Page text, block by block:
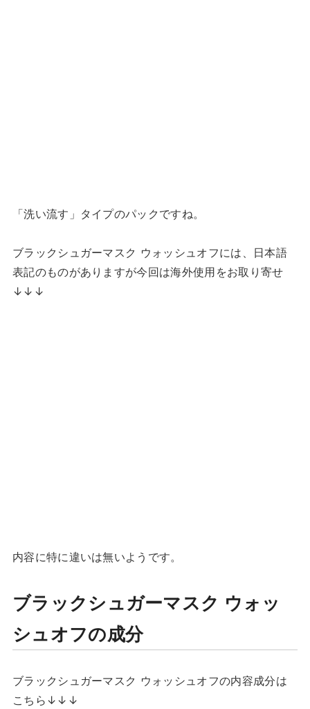
「洗い流す」タイプのパックですね。
ブラックシュガーマスク ウォッシュオフには、日本語
表記のものがありますが今回は海外使用をお取り寄せ
↓↓↓
内容に特に違いは無いようです。
ブラックシュガーマスク ウォッ
シュオフの成分
ブラックシュガーマスク ウォッシュオフの内容成分は
こちら↓↓↓